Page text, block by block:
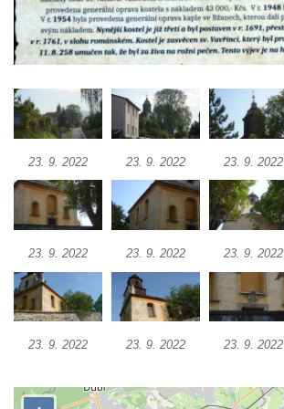
Tanvaldu
Kostel svatého Františka z Assisi v Tanvaldu
Riedlova hrobka v Desné
Kaple svaté Alžběty Durynské v Dolních
Křečanech
Křečanech
Bývalá márnice u hřbitova v Dubé
Kostel Nalezení svatého Kříže v Dubé
Kostel Nanebevzetí Panny Marie v
Úněticích
Kostel svatého Klementa v Levém Hradci
Skalní kaple Nejsvětější Trojice u Česká
23. 9. 2022 23. 9. 2022 23. 9. 2022
23. 9. 2022 23. 9. 2022 23. 9. 2022
23. 9. 2022 23. 9. 2022 23. 9. 2022